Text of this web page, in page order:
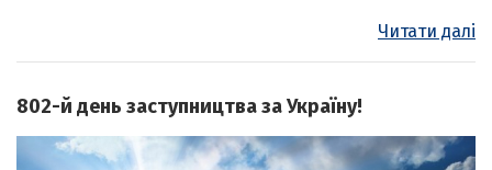
Читати далі
802-й день заступництва за Україну!